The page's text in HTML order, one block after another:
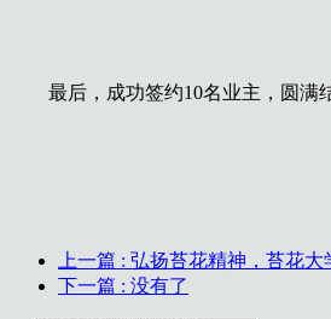
最后，成功签约10名业主，圆满
上一篇 : 弘扬苔花精神，苔花大
下一篇 : 没有了